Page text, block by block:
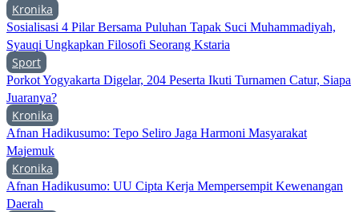
Kronika
Sosialisasi 4 Pilar Bersama Puluhan Tapak Suci Muhammadiyah,
Syauqi Ungkapkan Filosofi Seorang Kstaria
Sport
Porkot Yogyakarta Digelar, 204 Peserta Ikuti Turnamen Catur, Siapa
Juaranya?
Kronika
Afnan Hadikusumo: Tepo Seliro Jaga Harmoni Masyarakat
Majemuk
Kronika
Afnan Hadikusumo: UU Cipta Kerja Mempersempit Kewenangan
Daerah